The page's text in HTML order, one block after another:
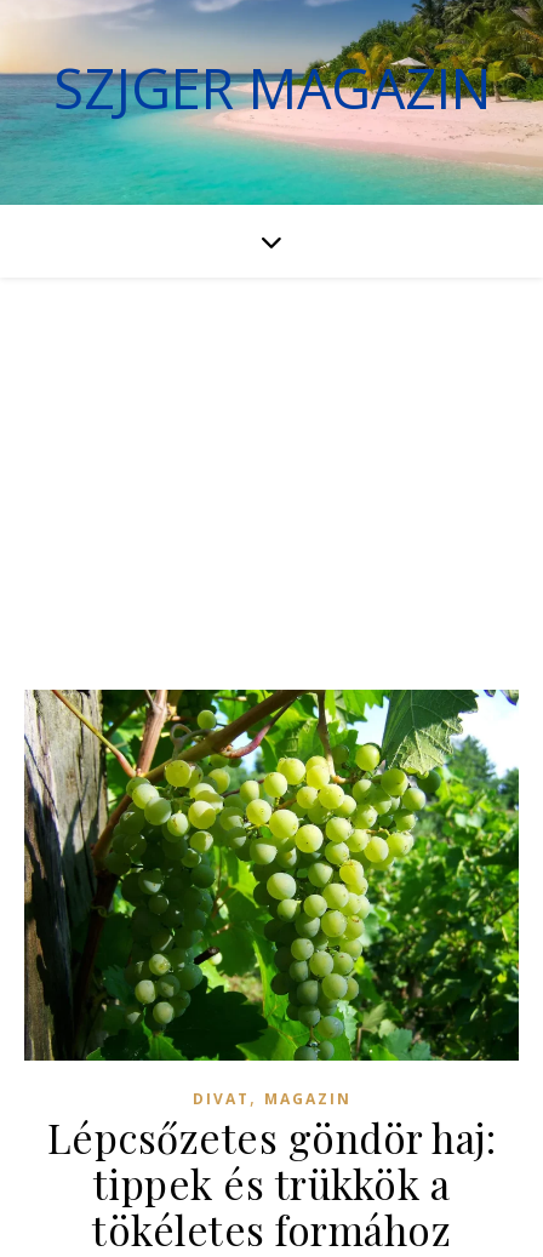
SZJGER MAGAZIN
DIVAT , MAGAZIN
Lépcsőzetes göndör haj:
tippek és trükkök a
tökéletes formához